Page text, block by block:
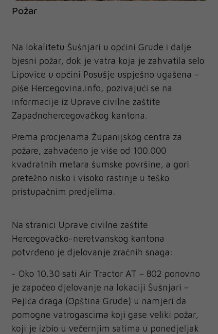
Požar
Na lokalitetu Šušnjari u općini Grude i dalje
bjesni požar, dok je vatra koja je zahvatila selo
Lipovice u općini Posušje uspješno ugašena –
piše Hercegovina.info, pozivajući se na
informacije iz Uprave civilne zaštite
Zapadnohercegovačkog kantona.
Prema procjenama Županijskog centra za
požare, zahvaćeno je više od 100.000
kvadratnih metara šumske površine, a gori
pretežno nisko i visoko rastinje u teško
pristupačnim predjelima.
Na stranici Uprave civilne zaštite
Hercegovačko-neretvanskog kantona
potvrđeno je djelovanje zračnih snaga:
- Oko 10.30 sati Air Tractor AT – 802 ponovno
je započeo djelovanje na lokaciji Šušnjari –
Pejića draga (Opština Grude) u namjeri da
pomogne vatrogascima koji gase veliki požar,
koji je izbio u večernjim satima u ponedjeljak